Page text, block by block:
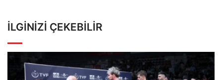
İLGINIZI ÇEKEBILIR